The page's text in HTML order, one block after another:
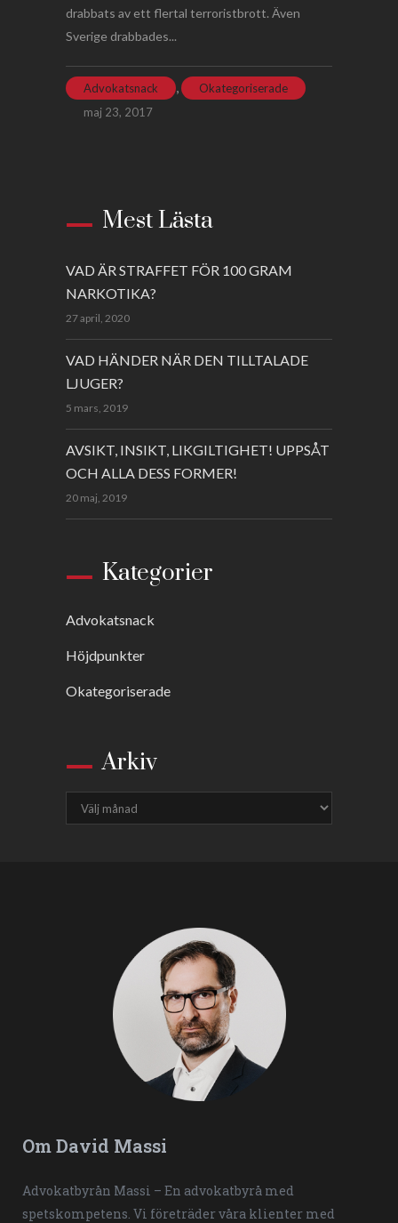
drabbats av ett flertal terroristbrott. Även
Sverige drabbades...
Advokatsnack ,
Okategoriserade
maj 23, 2017
Mest Lästa
VAD ÄR STRAFFET FÖR 100 GRAM
NARKOTIKA?
27 april, 2020
VAD HÄNDER NÄR DEN TILLTALADE
LJUGER?
5 mars, 2019
AVSIKT, INSIKT, LIKGILTIGHET! UPPSÅT
OCH ALLA DESS FORMER!
20 maj, 2019
Kategorier
Advokatsnack
Höjdpunkter
Okategoriserade
Arkiv
Om David Massi
Advokatbyrån Massi – En advokatbyrå med
spetskompetens. Vi företräder våra klienter med